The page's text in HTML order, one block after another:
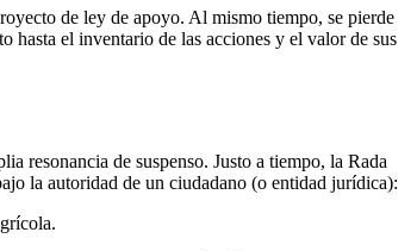
de ley de apoyo. Al mismo tiempo, se pierde
hasta el inventario de las acciones y el valor de sus
resonancia de suspenso. Justo a tiempo, la Rada
la autoridad de un ciudadano (o entidad jurídica):